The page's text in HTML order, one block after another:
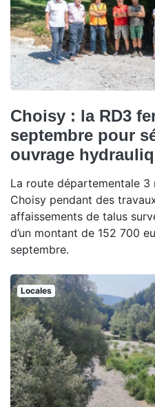
Choisy : la RD3
septembre pour
ouvrage
La route départementale
Choisy pendant des
affaissements de talus
d’un montant de 152 700
septembre.
Locales